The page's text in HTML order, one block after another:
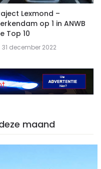
Lexmond –
op 1 in ANWB
Top 10
31 december 2022
maand